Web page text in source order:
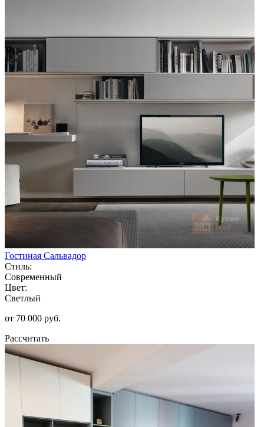
Гостиная Сальвадор
Стиль:
Современный
Цвет:
Светлый
от 70 000 руб.
Рассчитать